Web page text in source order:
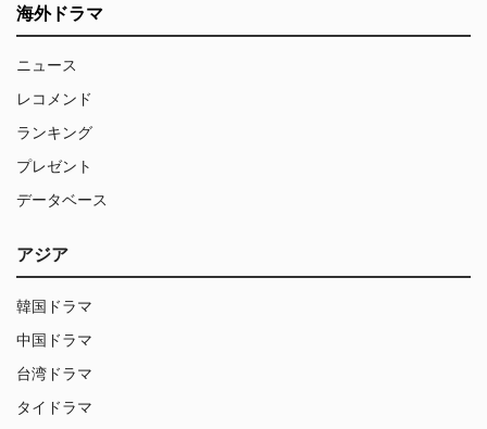
海外ドラマ
ニュース
レコメンド
ランキング
プレゼント
データベース
アジア
韓国ドラマ
中国ドラマ
台湾ドラマ
タイドラマ